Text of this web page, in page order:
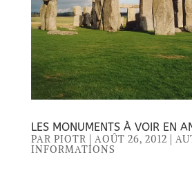
LES MONUMENTS À VOIR EN
PAR PIOTR AOÛT 26, 2012
INFORMATIONS